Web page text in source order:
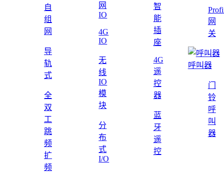
自
组
网
导
轨
式
全
双
工
跳
频
扩
频
网
IO
4G
IO
无
线
IO
模
块
分
布
式
I/O
智
能
插
座
4G
遥
控
器
蓝
牙
遥
控
网
关
呼叫器
门
铃
呼
叫
器